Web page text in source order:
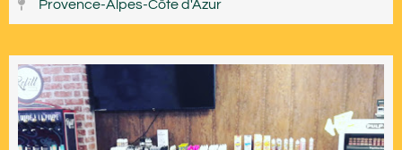
Provence-Alpes-Côte d'Azur